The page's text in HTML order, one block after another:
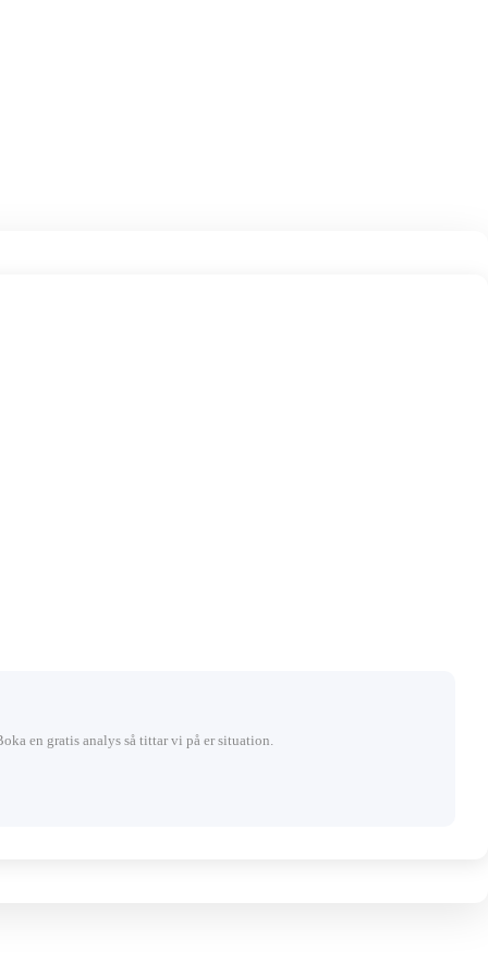
en gratis analys så tittar vi på er situation.